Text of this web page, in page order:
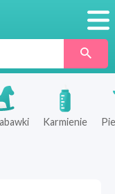
Karmienie